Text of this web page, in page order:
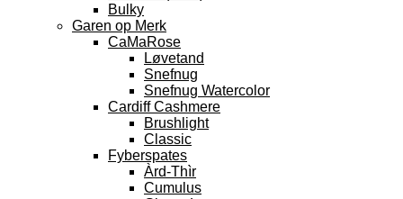
Bulky
Garen op Merk
CaMaRose
Løvetand
Snefnug
Snefnug Watercolor
Cardiff Cashmere
Brushlight
Classic
Fyberspates
Àrd-Thìr
Cumulus